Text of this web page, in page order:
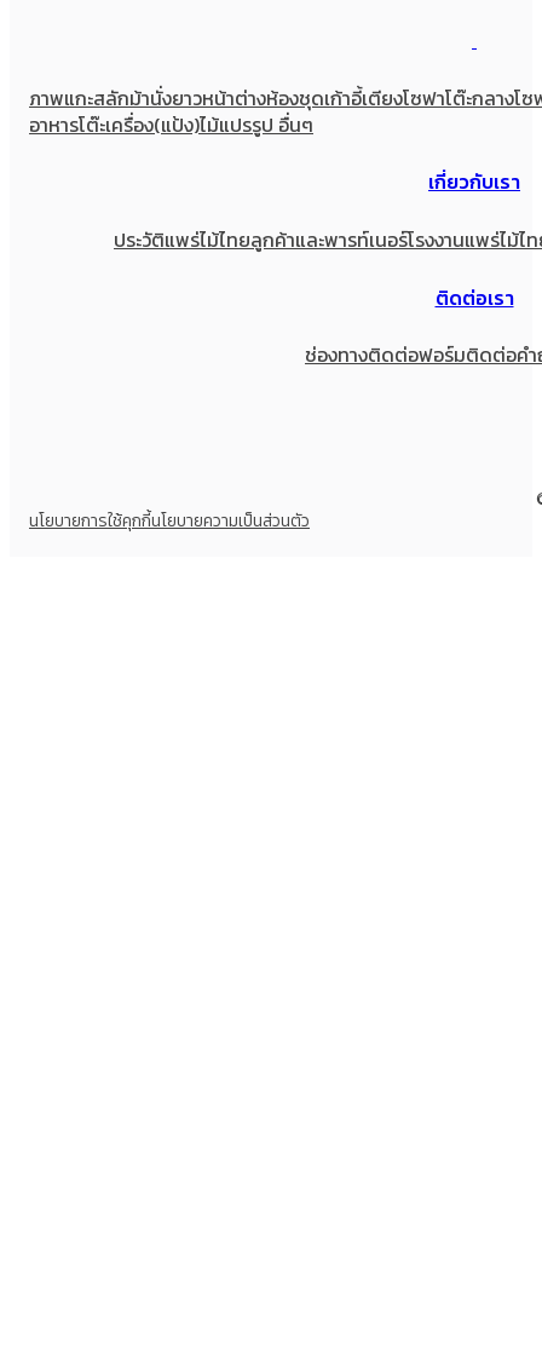
ภาพแกะสลักม้านั่งยาวหน้าต่างห้องชุดเก้าอี้เตียงโซฟาโต๊ะกลางโซ
อาหารโต๊ะเครื่อง(แป้ง)ไม้แปรรูป อื่นๆ
เกี่ยวกับเรา
ประวัติแพร่ไม้ไทยลูกค้าและพารท์เนอร์โรงงานแพร่ไม้ไ
ติดต่อเรา
ช่องทางติดต่อฟอร์มติดต่อค
นโยบายการใช้คุกกี้นโยบายความเป็นส่วนตัว